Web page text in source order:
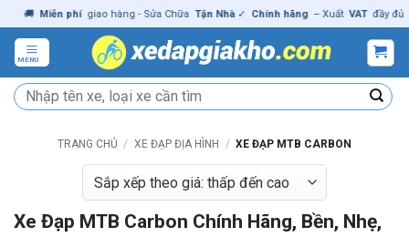
to
content
Miễn phí giao hàng - Sửa Chữa Tận Nhà ✓ Chính hãng – Xuất VAT đầy đủ |
MENU
Tìm
kiếm:
TRANG CHỦ / XE ĐẠP ĐỊA HÌNH / XE ĐẠP MTB CARBON
Xe Đạp MTB Carbon Chính Hãng, Bền, Nhẹ,